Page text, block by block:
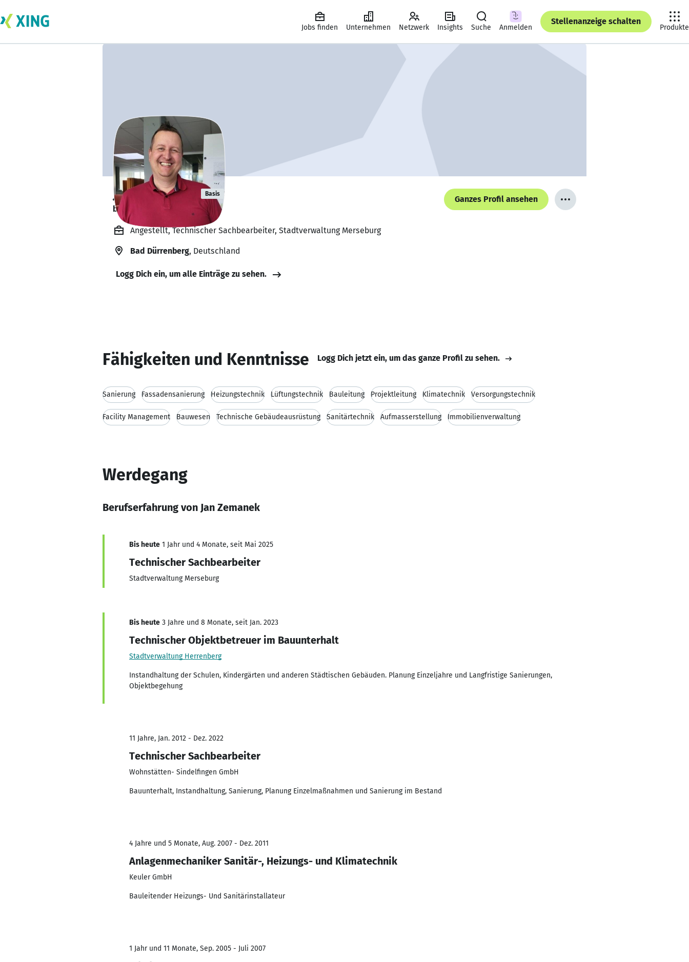
Jobs finden Unternehmen Netzwerk Insights Suche Anmelden
Stellenanzeige schalten
Produkte
Jan Zemanek Basis
bildet sich zurzeit weiter. 🎓
Ganzes Profil ansehen
Angestellt, Technischer Sachbearbeiter, Stadtverwaltung Merseburg
Bad Dürrenberg, Deutschland
Logg Dich ein, um alle Einträge zu sehen.
Fähigkeiten und Kenntnisse Logg Dich jetzt ein, um das ganze Profil zu sehen.
Sanierung Fassadensanierung Heizungstechnik Lüftungstechnik Bauleitung Projektleitung Klimatechnik Versorgungstechnik
Facility Management Bauwesen Technische Gebäudeausrüstung Sanitärtechnik Aufmasserstellung Immobilienverwaltung
Werdegang
Berufserfahrung von Jan Zemanek
Bis heute 1 Jahr und 4 Monate, seit Mai 2025
Technischer Sachbearbeiter
Stadtverwaltung Merseburg
Bis heute 3 Jahre und 8 Monate, seit Jan. 2023
Technischer Objektbetreuer im Bauunterhalt
Stadtverwaltung Herrenberg
Instandhaltung der Schulen, Kindergärten und anderen Städtischen Gebäuden. Planung Einzeljahre und Langfristige Sanierungen,
Objektbegehung
11 Jahre, Jan. 2012 - Dez. 2022
Technischer Sachbearbeiter
Wohnstätten- Sindelfingen GmbH
Bauunterhalt, Instandhaltung, Sanierung, Planung Einzelmaßnahmen und Sanierung im Bestand
4 Jahre und 5 Monate, Aug. 2007 - Dez. 2011
Anlagenmechaniker Sanitär-, Heizungs- und Klimatechnik
Keuler GmbH
Bauleitender Heizungs- Und Sanitärinstallateur
1 Jahr und 11 Monate, Sep. 2005 - Juli 2007